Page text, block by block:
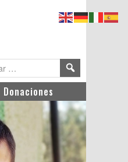
Donaciones